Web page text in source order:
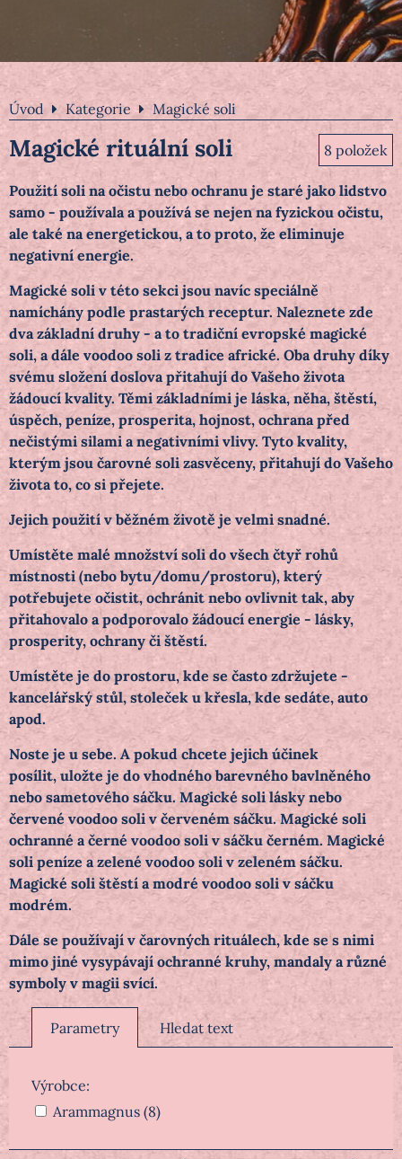
Úvod Kategorie Magické soli
Magické rituální soli 8 položek
Použití soli na očistu nebo ochranu je staré jako lidstvo
samo - používala a používá se nejen na fyzickou očistu,
ale také na energetickou, a to proto, že eliminuje
negativní energie.
Magické soli v této sekci jsou navíc speciálně
namíchány podle prastarých receptur. Naleznete zde
dva základní druhy - a to tradiční evropské magické
soli, a dále voodoo soli z tradice africké. Oba druhy díky
svému složení doslova přitahují do Vašeho života
žádoucí kvality. Těmi základními je láska, něha, štěstí,
úspěch, peníze, prosperita, hojnost, ochrana před
nečistými silami a negativními vlivy. Tyto kvality,
kterým jsou čarovné soli zasvěceny, přitahují do Vašeho
života to, co si přejete.
Jejich použití v běžném životě je velmi snadné.
Umístěte malé množství soli do všech čtyř rohů
místnosti (nebo bytu/domu/prostoru), který
potřebujete očistit, ochránit nebo ovlivnit tak, aby
přitahovalo a podporovalo žádoucí energie - lásky,
prosperity, ochrany či štěstí.
Umístěte je do prostoru, kde se často zdržujete -
kancelářský stůl, stoleček u křesla, kde sedáte, auto
apod.
Noste je u sebe. A pokud chcete jejich účinek
posílit, uložte je do vhodného barevného bavlněného
nebo sametového sáčku. Magické soli lásky nebo
červené voodoo soli v červeném sáčku. Magické soli
ochranné a černé voodoo soli v sáčku černém. Magické
soli peníze a zelené voodoo soli v zeleném sáčku.
Magické soli štěstí a modré voodoo soli v sáčku
modrém.
Dále se používají v čarovných rituálech, kde se s nimi
mimo jiné vysypávají ochranné kruhy, mandaly a různé
symboly v magii svící.
Parametry Hledat text
Výrobce:
Arammagnus (8)